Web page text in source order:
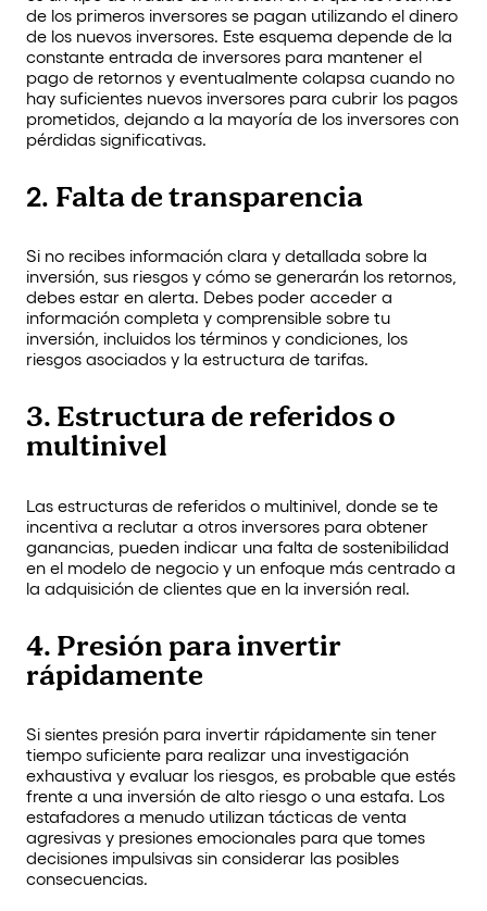
de los primeros inversores se pagan utilizando el dinero
de los nuevos inversores. Este esquema depende de la
constante entrada de inversores para mantener el
pago de retornos y eventualmente colapsa cuando no
hay suficientes nuevos inversores para cubrir los pagos
prometidos, dejando a la mayoría de los inversores con
pérdidas significativas.
2. Falta de transparencia
Si no recibes información clara y detallada sobre la
inversión, sus riesgos y cómo se generarán los retornos,
debes estar en alerta. Debes poder acceder a
información completa y comprensible sobre tu
inversión, incluidos los términos y condiciones, los
riesgos asociados y la estructura de tarifas.
3. Estructura de referidos o
multinivel
Las estructuras de referidos o multinivel, donde se te
incentiva a reclutar a otros inversores para obtener
ganancias, pueden indicar una falta de sostenibilidad
en el modelo de negocio y un enfoque más centrado a
la adquisición de clientes que en la inversión real.
4. Presión para invertir
rápidamente
Si sientes presión para invertir rápidamente sin tener
tiempo suficiente para realizar una investigación
exhaustiva y evaluar los riesgos, es probable que estés
frente a una inversión de alto riesgo o una estafa. Los
estafadores a menudo utilizan tácticas de venta
agresivas y presiones emocionales para que tomes
decisiones impulsivas sin considerar las posibles
consecuencias.